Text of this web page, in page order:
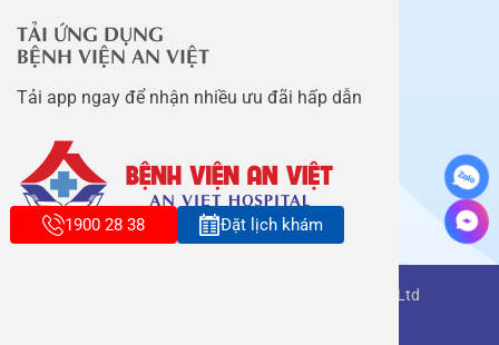
TẢI ỨNG DỤNG
BỆNH VIỆN AN VIỆT
Tải app ngay để nhận nhiều ưu đãi hấp dẫn
Copyright belongs to An Viet Thang Long Co., Ltd
1900 28 38 Đặt lịch khám